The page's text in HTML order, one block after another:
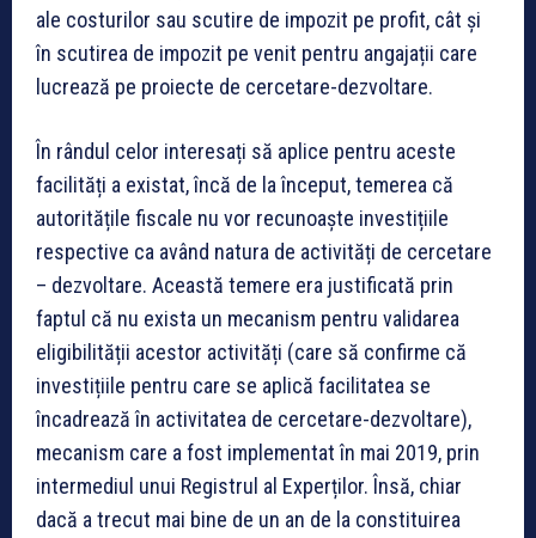
ale costurilor sau scutire de impozit pe profit, cât și
în scutirea de impozit pe venit pentru angajații care
lucrează pe proiecte de cercetare-dezvoltare.
În rândul celor interesați să aplice pentru aceste
facilități a existat, încă de la început, temerea că
autoritățile fiscale nu vor recunoaște investițiile
respective ca având natura de activități de cercetare
– dezvoltare. Această temere era justificată prin
faptul că nu exista un mecanism pentru validarea
eligibilității acestor activități (care să confirme că
investițiile pentru care se aplică facilitatea se
încadrează în activitatea de cercetare-dezvoltare),
mecanism care a fost implementat în mai 2019, prin
intermediul unui Registrul al Experților. Însă, chiar
dacă a trecut mai bine de un an de la constituirea